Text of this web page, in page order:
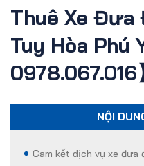
Thuê Xe Đưa
Tuy Hòa Phú
0978.067.016】
NỘI
Cam kết dịch vụ xe đưa